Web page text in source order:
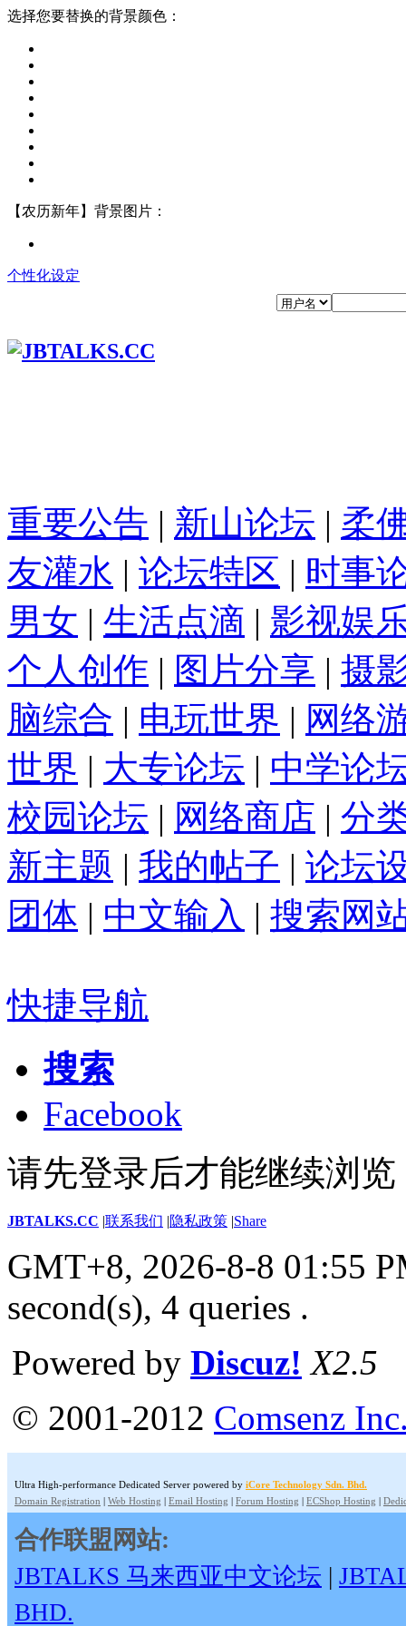
选择您要替换的背景颜色：
【农历新年】背景图片：
个性化设定
重要公告 | 新山论坛 | 柔
友灌水 | 论坛特区 | 时事
男女 | 生活点滴 | 影视娱
个人创作 | 图片分享 | 摄
脑综合 | 电玩世界 | 网络
世界 | 大专论坛 | 中学论
校园论坛 | 网络商店 | 分
新主题 | 我的帖子 | 论坛
团体 | 中文输入 | 搜索网
快捷导航
搜索
Facebook
请先登录后才能继续浏览
JBTALKS.CC |联系我们 |隐私政策 |Share
GMT+8, 2026-8-8 01:55
second(s), 4 queries .
Powered by Discuz! X2.5
© 2001-2012 Comsenz
Ultra High-performance Dedicated Server powered by iCore Technology Sdn. Bhd.
Domain Registration | Web Hosting | Email Hosting | Forum Hosting | ECShop Hosting |
合作联盟网站:
JBTALKS 马来西亚中文论坛 |
BHD.